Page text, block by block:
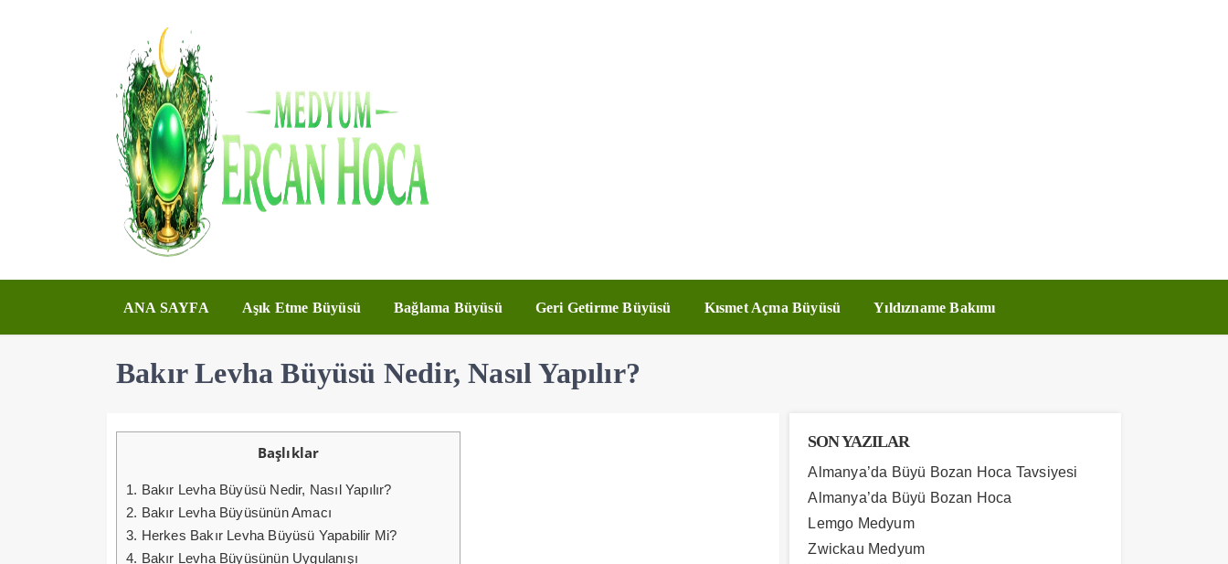
ANA SAYFA Aşık Etme Büyüsü Bağlama Büyüsü Geri Getirme Büyüsü Kısmet Açma Büyüsü Yıldızname Bakımı
Bakır Levha Büyüsü Nedir, Nasıl Yapılır?
Başlıklar
1. Bakır Levha Büyüsü Nedir, Nasıl Yapılır?
2. Bakır Levha Büyüsünün Amacı
3. Herkes Bakır Levha Büyüsü Yapabilir Mi?
4. Bakır Levha Büyüsünün Uygulanışı
SON YAZILAR
Almanya’da Büyü Bozan Hoca Tavsiyesi
Almanya’da Büyü Bozan Hoca
Lemgo Medyum
Zwickau Medyum